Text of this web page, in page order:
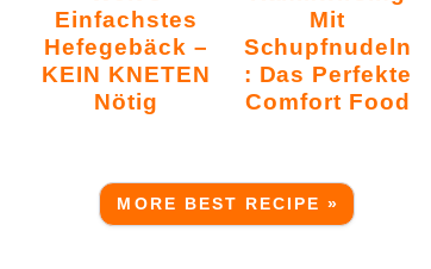
Einfachstes
Hefegebäck –
KEIN KNETEN
Nötig
Mit
Schupfnudeln
: Das Perfekte
Comfort Food
MORE BEST RECIPE »